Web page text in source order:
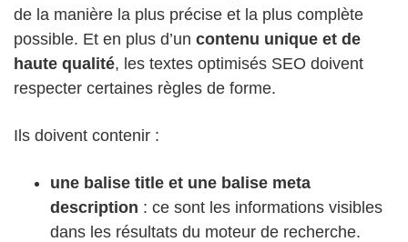
de la manière la plus précise et la plus complète
possible. Et en plus d’un contenu unique et de
haute qualité, les textes optimisés SEO doivent
respecter certaines règles de forme.
Ils doivent contenir :
une balise title et une balise meta
description : ce sont les informations visibles
dans les résultats du moteur de recherche.